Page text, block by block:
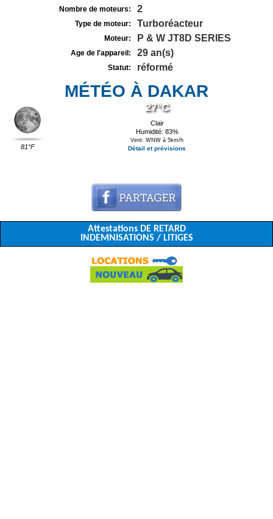
Nombre de moteurs: 2
Type de moteur: Turboréacteur
Moteur: P & W JT8D SERIES
Age de l'appareil: 29 an(s)
Statut: réformé
MÉTÉO À DAKAR
81°F
27°C
Clair
Humidité: 83%
Vent: WNW à 5km/h
Détail et prévisions
Attestations DE RETARD
INDEMNISATIONS / LITIGES